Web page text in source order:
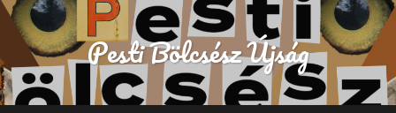
Pesti Bölcsész Újság